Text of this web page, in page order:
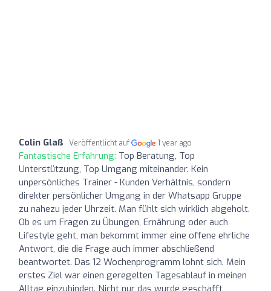
Colin Glaß Veröffentlicht auf 1 year ago
Fantastische Erfahrung: Top Beratung, Top
Unterstützung, Top Umgang miteinander. Kein
unpersönliches Trainer - Kunden Verhältnis, sondern
direkter persönlicher Umgang in der Whatsapp Gruppe
zu nahezu jeder Uhrzeit. Man fühlt sich wirklich abgeholt.
Ob es um Fragen zu Übungen, Ernährung oder auch
Lifestyle geht, man bekommt immer eine offene ehrliche
Antwort, die die Frage auch immer abschließend
beantwortet. Das 12 Wochenprogramm lohnt sich. Mein
erstes Ziel war einen geregelten Tagesablauf in meinen
Alltag einzubinden. Nicht nur das wurde geschafft,